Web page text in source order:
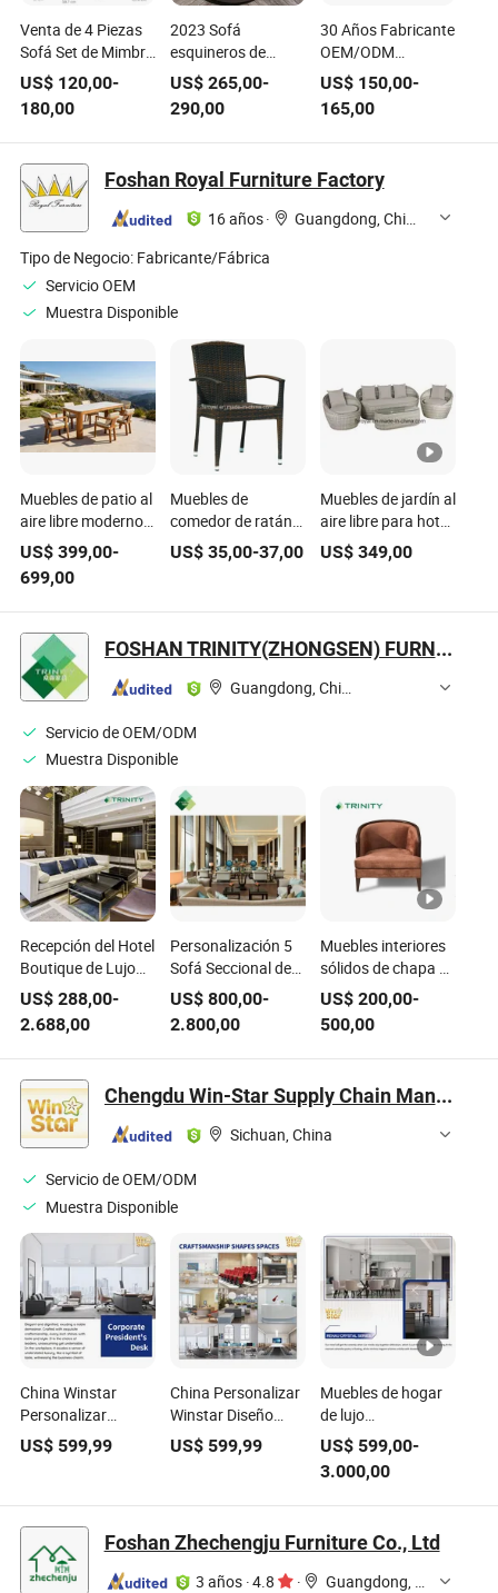
Venta de 4 Piezas
Sofá Set de Mimbre
Moderno Seccional
Exterior Hecho a
Mano con Mesa
Silla para Hotel
Sala de Estar
Oficina en Casa
Comedor
US$ 120,00-
180,00
2023 Sofá
esquineros de
madera de teca
para jardín al aire
libre, muebles de
ratán con mesa de
US$ 265,00-
290,00
30 Años Fabricante
OEM/ODM
Moderno Exterior
Sofá de Rattan
Moderno para
Patio Muebles de
Conjunto de Sofá
Asiento con Mesa
US$ 150,00-
165,00
Foshan Royal Furniture Factory
16 años·
Guangdong, China
Tipo de Negocio: Fabricante/Fábrica
Servicio OEM
Muestra Disponible
Muebles de patio al
aire libre modernos,
impermeables y
duraderos con
marco de aluminio,
con acabado de
transferencia de
grano de madera,
sofá, silla y mesa
de comedor para
terraza y hotel
US$399,00-
699,00
Muebles de
comedor de ratán
fabricados en
China, sofá y silla
en venta
US$ 35,00-37,00
Muebles de jardín al
aire libre para hotel
moderno,
conjuntos de
mimbre, sillas de
sofá chino con
US$ 349,00
FOSHAN TRINITY(ZHONGSEN) FURNITURE CO.LTD
Guangdong, China
Servicio de OEM/ODM
Muestra Disponible
Recepción del Hotel
Boutique de Lujo
Personalizado 5
Entrada del
Vestíbulo Salón
Sala de Estar Sofá
Moderno Silla
Muebles
US$288,00-
2.688,00
Personalización 5
Sofá Seccional de
Lujo Moderno para
el Lobby de un
Hotel Estelar en
Venta
US$ 800,00-
2.800,00
Muebles interiores
sólidos de chapa de
fresno de alto
rendimiento con
muchas
certificaciones
US$ 200,00-
500,00
Chengdu Win-Star Supply Chain Management Company
Sichuan, China
Servicio de OEM/ODM
Muestra Disponible
China Winstar
Personalizar
Diseño Moderno
Lujo Silla de
Escritorio de
Oficina Ejecutiva
Mesa de Comedor
Hospital Sofá de
US$ 599,99
China Personalizar
Winstar Diseño
Moderno Ejecutivo
Lujo Escritorio Jefe
Escuela Silla
Comedor Sofá
Armario Muebles
US$ 599,99
Muebles de hogar
de lujo
personalizados
Winstar, diseño
moderno, conjunto
de armario, silla de
mesa, armarios de
cocina, sofá de sala
US$ 599,00-
3.000,00
Foshan Zhechengju Furniture Co., Ltd
3 años ·4.8 · Guangdong, China